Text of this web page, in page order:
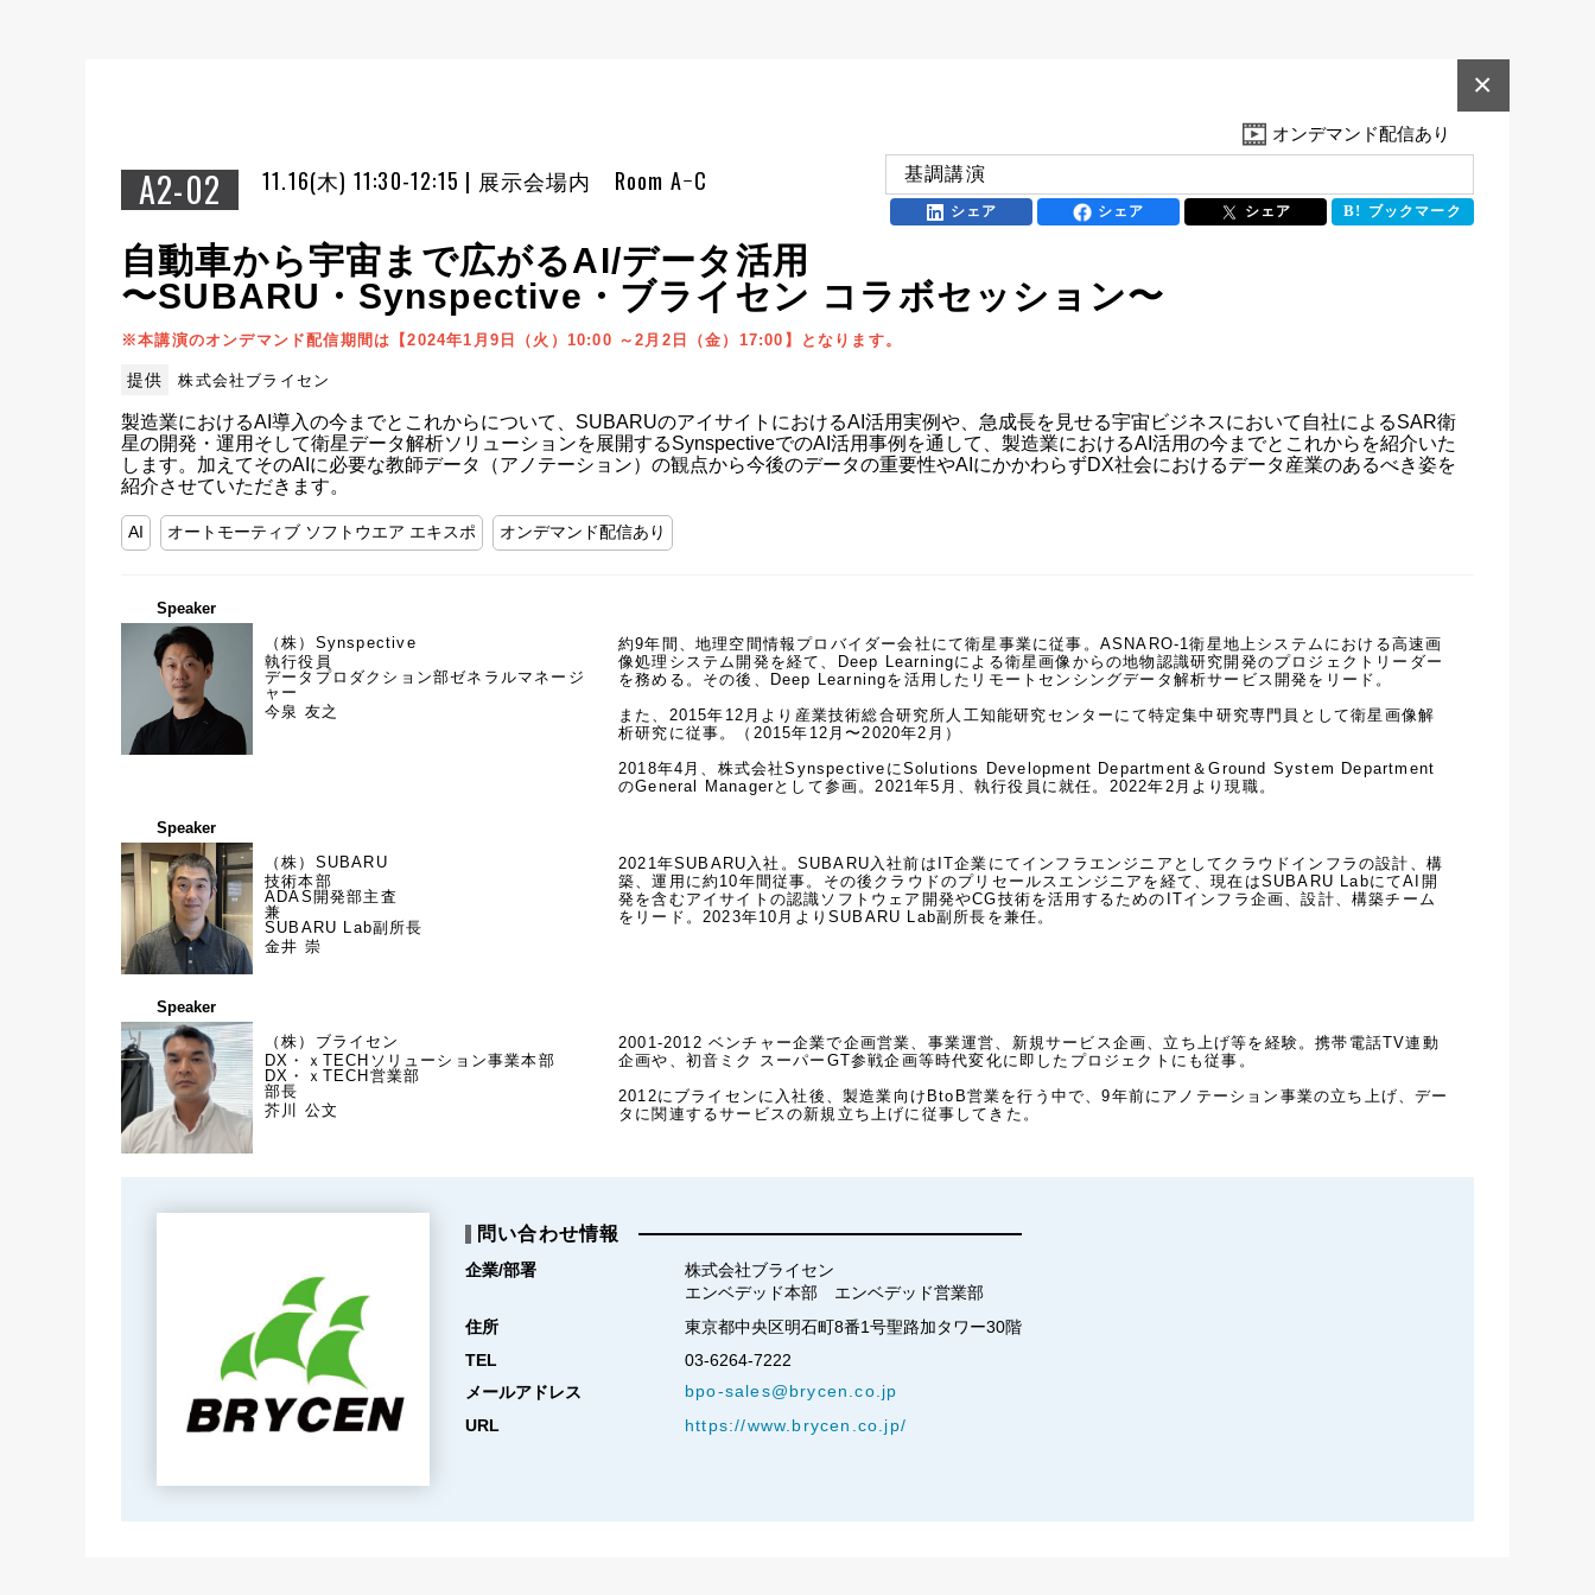
オンデマンド配信あり
A2-02 11.16(木) 11:30-12:15 | 展示会場内 Room AｰC
×
基調講演
シェア シェア シェア ブックマーク
自動車から宇宙まで広がるAI/データ活用
〜SUBARU・Synspective・ブライセン コラボセッション〜
※本講演のオンデマンド配信期間は【2024年1月9日（火）10:00 ～2月2日（金）17:00】となります。
提供 株式会社ブライセン
製造業におけるAI導入の今までとこれからについて、SUBARUのアイサイトにおけるAI活用実例や、急成長を見せる宇宙ビジネスにおいて自社によるSAR衛
星の開発・運用そして衛星データ解析ソリューションを展開するSynspectiveでのAI活用事例を通して、製造業におけるAI活用の今までとこれからを紹介いた
します。加えてそのAIに必要な教師データ（アノテーション）の観点から今後のデータの重要性やAIにかかわらずDX社会におけるデータ産業のあるべき姿を
紹介させていただきます。
AI オートモーティブ ソフトウエア エキスポ オンデマンド配信あり
Speaker
（株）Synspective
執行役員
データプロダクション部ゼネラルマネージ
ャー
今泉 友之
約9年間、地理空間情報プロバイダー会社にて衛星事業に従事。ASNARO-1衛星地上システムにおける高速画
像処理システム開発を経て、Deep Learningによる衛星画像からの地物認識研究開発のプロジェクトリーダー
を務める。その後、Deep Learningを活用したリモートセンシングデータ解析サービス開発をリード。
また、2015年12月より産業技術総合研究所人工知能研究センターにて特定集中研究専門員として衛星画像解
析研究に従事。（2015年12月〜2020年2月）
2018年4月、株式会社SynspectiveにSolutions Development Department＆Ground System Department
のGeneral Managerとして参画。2021年5月、執行役員に就任。2022年2月より現職。
Speaker
（株）SUBARU
技術本部
ADAS開発部主査
兼
SUBARU Lab副所長
金井 崇
2021年SUBARU入社。SUBARU入社前はIT企業にてインフラエンジニアとしてクラウドインフラの設計、構
築、運用に約10年間従事。その後クラウドのプリセールスエンジニアを経て、現在はSUBARU LabにてAI開
発を含むアイサイトの認識ソフトウェア開発やCG技術を活用するためのITインフラ企画、設計、構築チーム
をリード。2023年10月よりSUBARU Lab副所長を兼任。
Speaker
（株）ブライセン
DX・ｘTECHソリューション事業本部
DX・ｘTECH営業部
部長
芥川 公文
2001-2012 ベンチャー企業で企画営業、事業運営、新規サービス企画、立ち上げ等を経験。携帯電話TV連動
企画や、初音ミク スーパーGT参戦企画等時代変化に即したプロジェクトにも従事。
2012にブライセンに入社後、製造業向けBtoB営業を行う中で、9年前にアノテーション事業の立ち上げ、デー
タに関連するサービスの新規立ち上げに従事してきた。
問い合わせ情報
企業/部署
株式会社ブライセン
エンベデッド本部　エンベデッド営業部
住所
東京都中央区明石町8番1号聖路加タワー30階
TEL
03-6264-7222
メールアドレス
bpo-sales@brycen.co.jp
URL
https://www.brycen.co.jp/